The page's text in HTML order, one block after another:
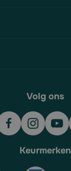
Volg ons
Keurmerken